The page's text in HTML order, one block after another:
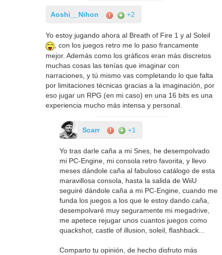
Aoshi__Nihon +2
Yo estoy jugando ahora al Breath of Fire 1 y al Soleil
, con los juegos retro me lo paso francamente
mejor. Además como los gráficos eran más discretos
muchas cosas las tenías que imaginar con
narraciones, y tú mismo vas completando lo que falta
por limitaciones técnicas gracias a la imaginación, por
eso jugar un RPG (en mi caso) en una 16 bits es una
experiencia mucho más intensa y personal.
Scarr +1
Yo tras darle caña a mi Snes, he desempolvado
mi PC-Engine, mi consola retro favorita, y llevo
meses dándole caña al fabuloso catálogo de esta
maravillosa consola, hasta la salida de WiiU
seguiré dándole caña a mi PC-Engine, cuando me
funda los juegos a los que le estoy dando caña,
desempolvaré muy seguramente mi megadrive,
me apetece rejugar unos cuantos juegos como
quackshot, castle of illusion, soleil, flashback...
Comparto tu opinión, de hecho disfruto más